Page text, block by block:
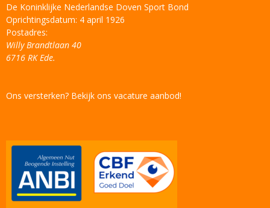
De Koninklijke Nederlandse Doven Sport Bond
Oprichtingsdatum: 4 april 1926
Postadres:
Willy Brandtlaan 40
6716 RK Ede.
Ons versterken? Bekijk ons vacature aanbod!